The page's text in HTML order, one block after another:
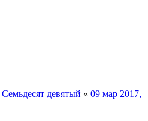
Семьдесят девятый « 09 мар 2017,